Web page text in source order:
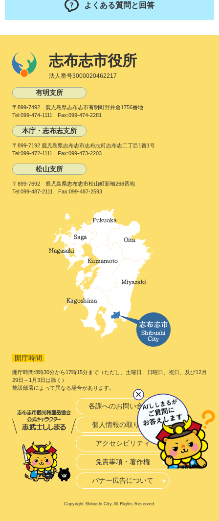
よくある質問と回答
志布志市役所
法人番号3000020462217
有明支所
〒899-7492 鹿児島県志布志市有明町野井倉1756番地
Tel:099-474-1111 Fax:099-474-2281
本庁・志布志支所
〒899-7192 鹿児島県志布志市志布志町志布志二丁目1番1号
Tel:099-472-1111 Fax:099-473-2203
松山支所
〒899-7692 鹿児島県志布志市松山町新橋268番地
Tel:099-487-2111 Fax:099-487-2593
開庁時間
開庁時間:8時30分から17時15分まで（ただし、土曜日、日曜日、祝日、及び12月
29日～1月3日は除く）
施設部署によって異なる場合があります。
各課へのお問い合わせ
個人情報の取り扱い
アクセシビリティ
免責事項・著作権
バナー広告について
Copyright Shibushi City All Rights Reserved.